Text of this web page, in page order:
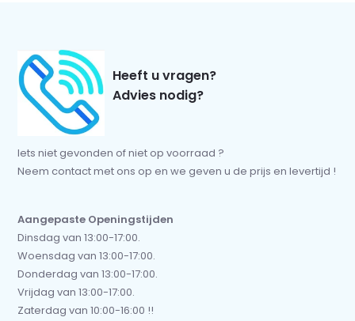
Heeft u vragen?
Advies nodig?
Iets niet gevonden of niet op voorraad ?
Neem contact met ons op en we geven u de prijs en levertijd !
Aangepaste Openingstijden
Dinsdag van 13:00-17:00.
Woensdag van 13:00-17:00.
Donderdag van 13:00-17:00.
Vrijdag van 13:00-17:00.
Zaterdag van 10:00-16:00 !!